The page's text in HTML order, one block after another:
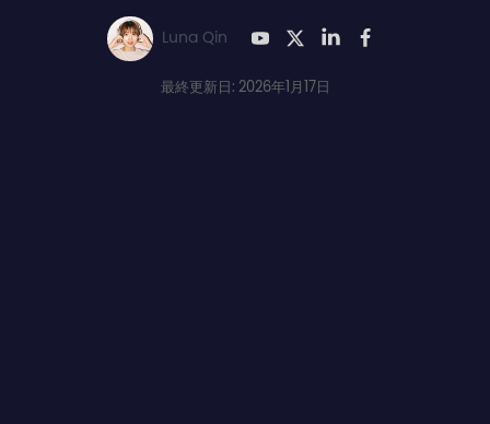
Luna Qin
最終更新日: 2026年1月17日